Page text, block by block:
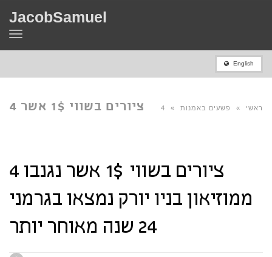
JacobSamuel
Toggle
English
4 ציורים בשווי 1$ אשר
נגנבו ממוזיאון בניו
יורק נמצאו בגרמני 24
ראשי » פשעים באמנות »
4
ציורים בשווי 1$ אשר נגנבו
ממוזיאון בניו יורק נמצאו בגרמני
4 ציורים בשווי 1$ אשר נגנבו
ממוזיאון בניו יורק נמצאו בגרמני
24 שנה מאוחר יותר